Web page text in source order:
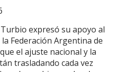
expresó su apoyo al
Federación Argentina de
el ajuste nacional y la
trasladando cada vez